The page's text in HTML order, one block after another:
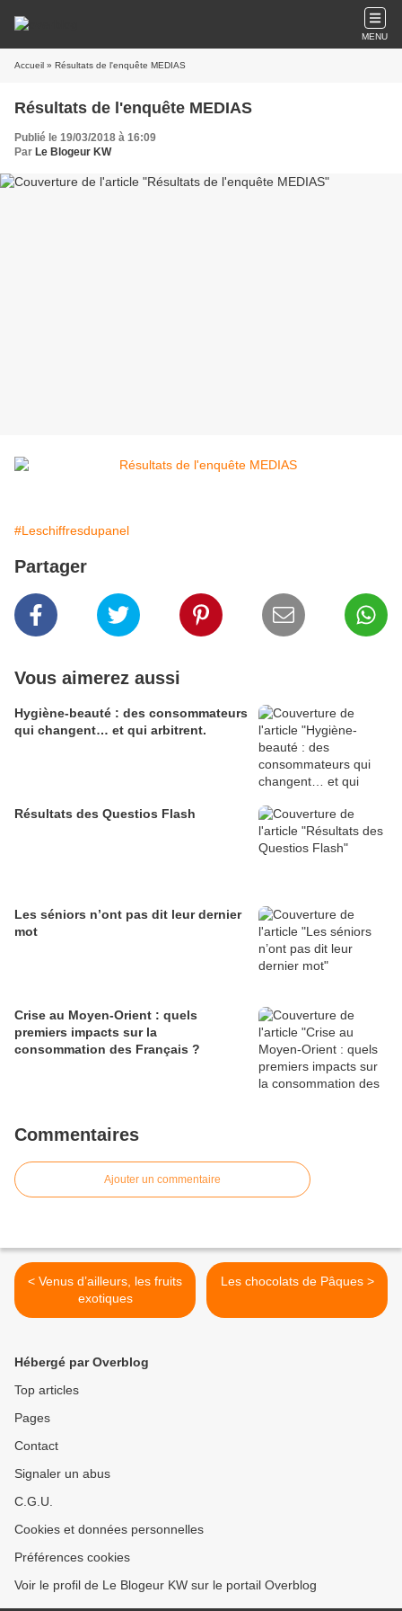
MENU
Accueil » Résultats de l'enquête MEDIAS
Résultats de l'enquête MEDIAS
Publié le 19/03/2018 à 16:09
Par Le Blogeur KW
#Leschiffresdupanel
Partager
Vous aimerez aussi
Hygiène-beauté : des consommateurs
qui changent… et qui arbitrent.
Résultats des Questios Flash
Les séniors n’ont pas dit leur dernier
mot
Crise au Moyen-Orient : quels
premiers impacts sur la
consommation des Français ?
Commentaires
Ajouter un commentaire
< Venus d’ailleurs, les fruits
exotiques
Les chocolats de Pâques >
Hébergé par Overblog
Top articles
Pages
Contact
Signaler un abus
C.G.U.
Cookies et données personnelles
Préférences cookies
Voir le profil de Le Blogeur KW sur le portail Overblog